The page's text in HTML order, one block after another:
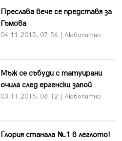
Преслава вече се представя за
Гъмова
04.11.2015, 07:56 | Любопитно
Мъж се събуди с татуирани
очила след ергенски запой
03.11.2015, 08:12 | Любопитно
Глория станала №1 в леглото!